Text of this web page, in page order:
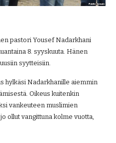
pastori Yousef Nadarkhani
8. syyskuuta. Hänen
syytteisiin.
hylkäsi Nadarkhanille aiemmin
Oikeus kuitenkin
vankeuteen muslimien
ollut vangittuna kolme vuotta,